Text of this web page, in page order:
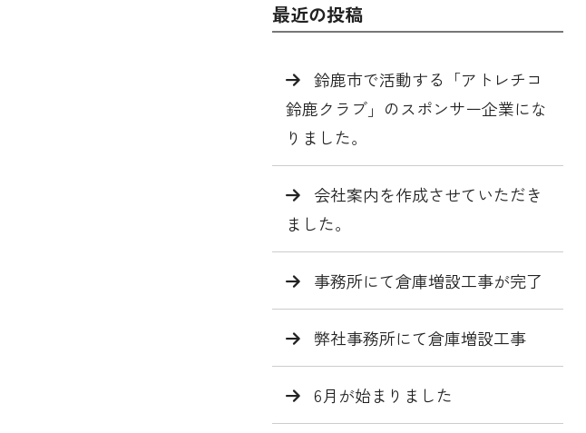
最近の投稿
鈴鹿市で活動する「アトレチコ
鈴鹿クラブ」のスポンサー企業にな
りました。
会社案内を作成させていただき
ました。
事務所にて倉庫増設工事が完了
弊社事務所にて倉庫増設工事
6月が始まりました